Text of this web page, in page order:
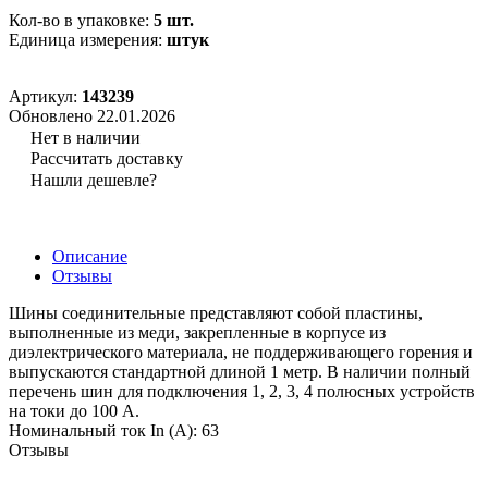
Кол-во в упаковке: 5 шт.
Единица измерения: штук
Артикул: 143239
Обновлено 22.01.2026
Нет в наличии
Рассчитать доставку
Нашли дешевле?
Описание
Отзывы
Шины соединительные представляют собой пластины,
выполненные из меди, закрепленные в корпусе из
диэлектрического материала, не поддерживающего горения и
выпускаются стандартной длиной 1 метр. В наличии полный
перечень шин для подключения 1, 2, 3, 4 полюсных устройств
на токи до 100 А.
Номинальный ток In (А): 63
Отзывы